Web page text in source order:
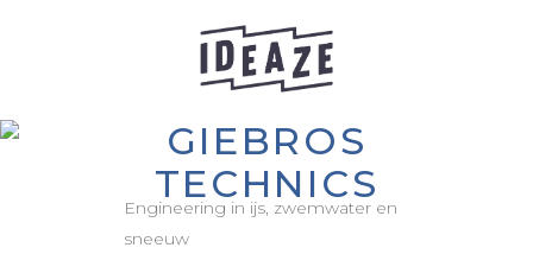
GIEBROS
TECHNICS
Engineering in ijs, zwemwater en
sneeuw